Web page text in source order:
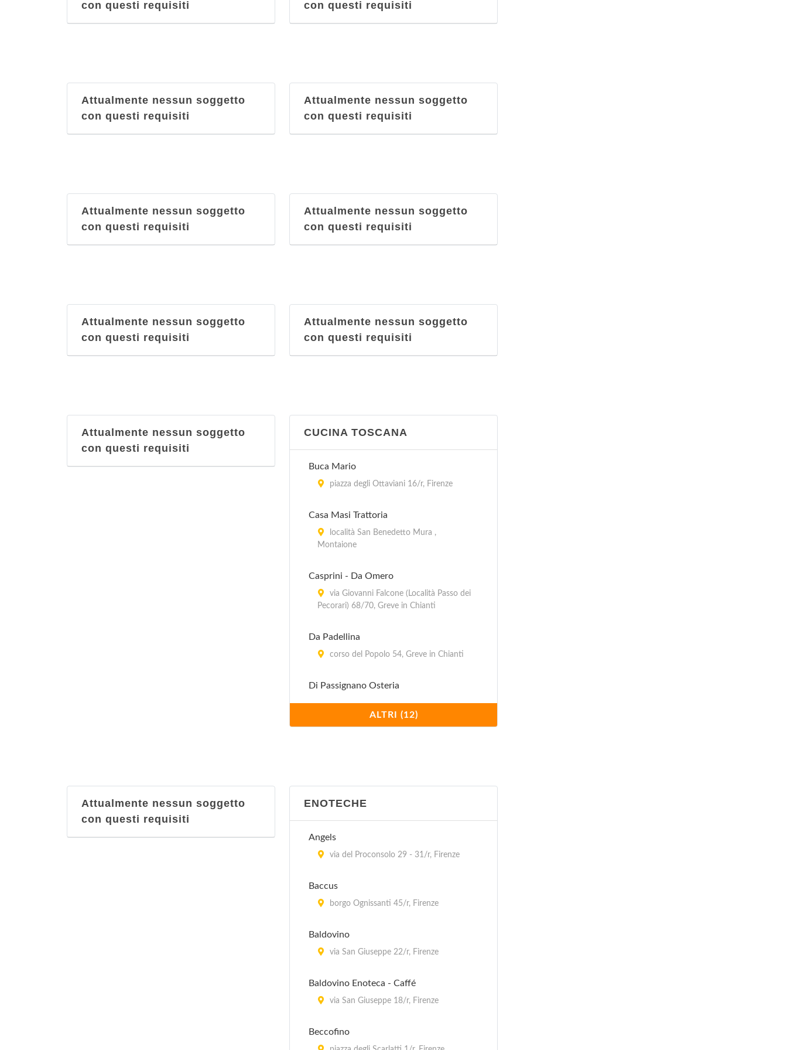
con questi requisiti
con questi requisiti
Attualmente nessun soggetto
con questi requisiti
Attualmente nessun soggetto
con questi requisiti
Attualmente nessun soggetto
con questi requisiti
Attualmente nessun soggetto
con questi requisiti
Attualmente nessun soggetto
con questi requisiti
Attualmente nessun soggetto
con questi requisiti
Attualmente nessun soggetto
con questi requisiti
CUCINA TOSCANA
Buca Mario
piazza degli Ottaviani 16/r, Firenze
Casa Masi Trattoria
località San Benedetto Mura ,
Montaione
Casprini - Da Omero
via Giovanni Falcone (Località Passo dei
Pecorari) 68/70, Greve in Chianti
Da Padellina
corso del Popolo 54, Greve in Chianti
Di Passignano Osteria
via Passignano (Località Badia a
Passignano) 33, Tavernelle Val di Pesa
Il Frantoio
Marcialla) 33, Barberino Val d'Elsa
via delle Fonti 1, Tavernelle Val di Pesa
località La Panca 11, Greve in Chianti
piazza della Signoria 1/r, Firenze
ALTRI (12)
Attualmente nessun soggetto
con questi requisiti
ENOTECHE
Angels
via del Proconsolo 29 - 31/r, Firenze
Baccus
borgo Ognissanti 45/r, Firenze
Baldovino
via San Giuseppe 22/r, Firenze
Baldovino Enoteca - Caffé
via San Giuseppe 18/r, Firenze
Beccofino